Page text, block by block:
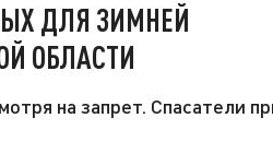
ДЛЯ ЗИМНЕЙ
ОБЛАСТИ
на запрет. Спасатели